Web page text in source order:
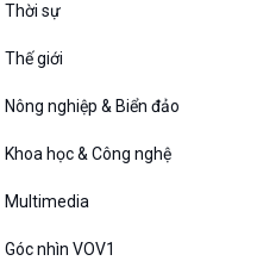
Thời sự
Thế giới
Nông nghiệp & Biển đảo
Khoa học & Công nghệ
Multimedia
Góc nhìn VOV1